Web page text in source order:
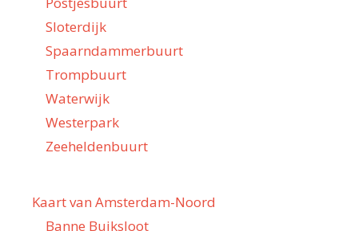
Sloterdijk
Spaarndammerbuurt
Trompbuurt
Waterwijk
Westerpark
Zeeheldenbuurt
Kaart van Amsterdam-Noord
Banne Buiksloot